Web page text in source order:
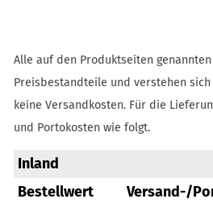
Alle auf den Produktseiten
Preisbestandteile und verstehen sich
keine Versandkosten. Für die
und Portokosten wie folgt.
Inland
Bestellwert
Versand-/